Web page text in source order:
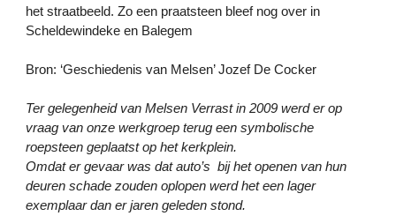
het straatbeeld. Zo een praatsteen bleef nog over in
Scheldewindeke en Balegem
Bron: ‘Geschiedenis van Melsen’ Jozef De Cocker
Ter gelegenheid van Melsen Verrast in 2009 werd er op
vraag van onze werkgroep terug een symbolische
roepsteen geplaatst op het kerkplein.
Omdat er gevaar was dat auto’s bij het openen van hun
deuren schade zouden oplopen werd het een lager
exemplaar dan er jaren geleden stond.